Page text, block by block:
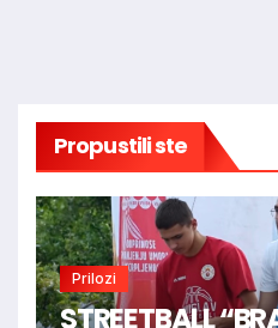
Propustili ste
Prilozi
STREETBALL